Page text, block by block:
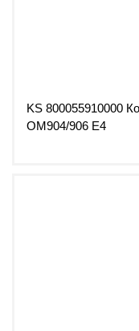
KS 800055910000
OM904/906 E4